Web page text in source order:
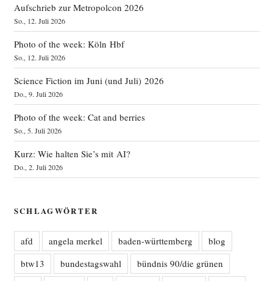
Aufschrieb zur Metropolcon 2026
So., 12. Juli 2026
Photo of the week: Köln Hbf
So., 12. Juli 2026
Science Fiction im Juni (und Juli) 2026
Do., 9. Juli 2026
Photo of the week: Cat and berries
So., 5. Juli 2026
Kurz: Wie halten Sie’s mit AI?
Do., 2. Juli 2026
SCHLAGWÖRTER
afd angela merkel baden-württemberg
blog
btw13
bundestagswahl
bündnis 90/die grünen